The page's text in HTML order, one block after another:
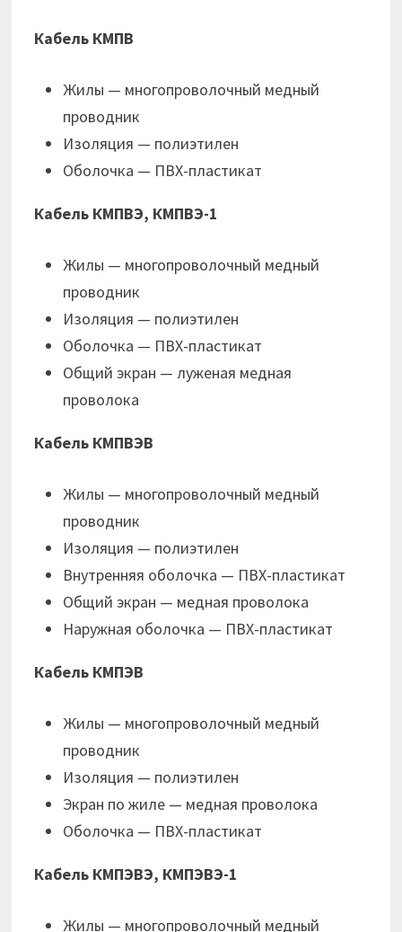
Кабель КМПВ
Жилы — многопроволочный медный
проводник
Изоляция — полиэтилен
Оболочка — ПВХ-пластикат
Кабель КМПВЭ, КМПВЭ-1
Жилы — многопроволочный медный
проводник
Изоляция — полиэтилен
Оболочка — ПВХ-пластикат
Общий экран — луженая медная
проволока
Кабель КМПВЭВ
Жилы — многопроволочный медный
проводник
Изоляция — полиэтилен
Внутренняя оболочка — ПВХ-пластикат
Общий экран — медная проволока
Наружная оболочка — ПВХ-пластикат
Кабель КМПЭВ
Жилы — многопроволочный медный
проводник
Изоляция — полиэтилен
Экран по жиле — медная проволока
Оболочка — ПВХ-пластикат
Кабель КМПЭВЭ, КМПЭВЭ-1
Жилы — многопроволочный медный